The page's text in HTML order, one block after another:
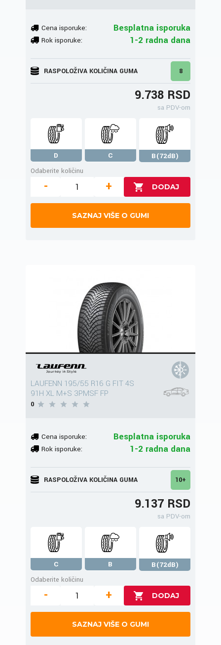
Cena isporuke: Besplatna isporuka
Rok isporuke: 1-2 radna dana
RASPOLOŽIVA KOLIČINA GUMA 8
9.738 RSD
sa PDV-om
D C
B(72dB)
Odaberite količinu
- +
SAZNAJ VIŠE O GUMI
LAUFENN 195/55 R16 G FIT 4S
91H XL M+S 3PMSF FP
0
Cena isporuke: Besplatna isporuka
Rok isporuke: 1-2 radna dana
RASPOLOŽIVA KOLIČINA GUMA 10+
9.137 RSD
sa PDV-om
C B
B(72dB)
Odaberite količinu
- +
SAZNAJ VIŠE O GUMI